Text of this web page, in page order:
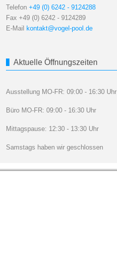
Telefon +49 (0) 6242 - 9124288
Fax +49 (0) 6242 - 9124289
E-Mail
kontakt@vogel-pool.de
Aktuelle Öffnungszeiten
Ausstellung MO-FR: 09:00 - 16:30 Uhr
Büro MO-FR: 09:00 - 16:30 Uhr
Mittagspause: 12:30 - 13:30 Uhr
Samstags haben wir geschlossen